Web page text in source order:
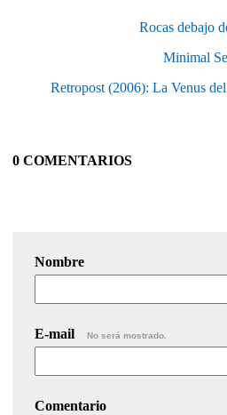
Rocas debajo
Minimal
Retropost (2006): La Venus
0 COMENTARIOS
Nombre
E-mail No será mostrado.
Comentario